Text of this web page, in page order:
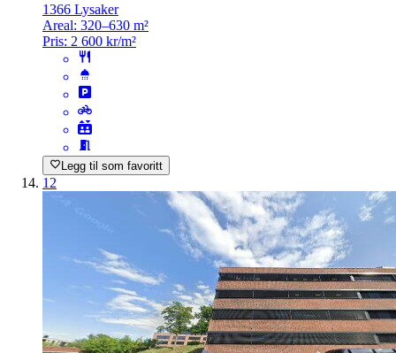
1366 Lysaker
Areal: 320–630 m²
Pris: 2 600 kr/m²
Legg til som favoritt
12